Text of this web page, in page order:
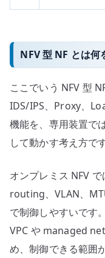
NFV 型 NF とは何
ここでいう NFV 型
IDS/IPS、Proxy、
機能を、専用装置で
して動かす考え方です
オンプレミス NFV
routing、VLAN、
で制御しやすいです
VPC や managed
め、制御できる範囲